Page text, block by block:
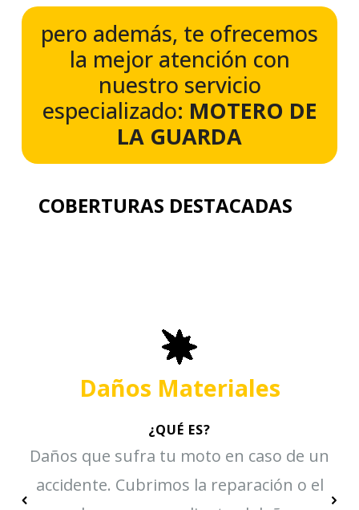
pero además, te ofrecemos
la mejor atención con
nuestro servicio
especializado: MOTERO DE
LA GUARDA
COBERTURAS DESTACADAS
Daños Materiales
¿QUÉ ES?
Daños que sufra tu moto en caso de un
accidente. Cubrimos la reparación o el